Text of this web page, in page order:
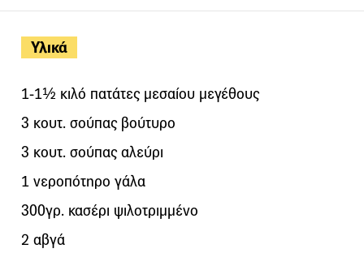
Υλικά
1-1½ κιλό πατάτες μεσαίου μεγέθους
3 κουτ. σούπας βούτυρο
3 κουτ. σούπας αλεύρι
1 νεροπότηρο γάλα
300γρ. κασέρι ψιλοτριμμένο
2 αβγά